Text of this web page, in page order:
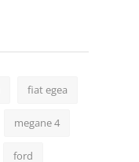
fiat egea
megane 4
ford